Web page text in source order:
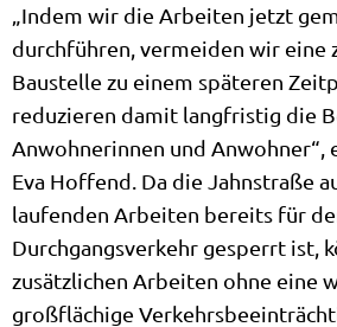
„Indem wir die Arbeiten jetzt
durchführen, vermeiden wir eine
Baustelle zu einem späteren
reduzieren damit langfristig die
Anwohnerinnen und Anwohner“,
Eva Hoffend. Da die Jahnstraße
laufenden Arbeiten bereits für
Durchgangsverkehr gesperrt ist,
zusätzlichen Arbeiten ohne eine
großflächige